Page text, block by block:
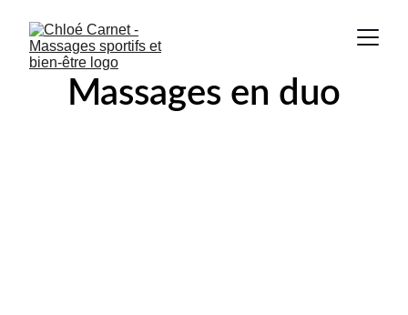
Massages en duo